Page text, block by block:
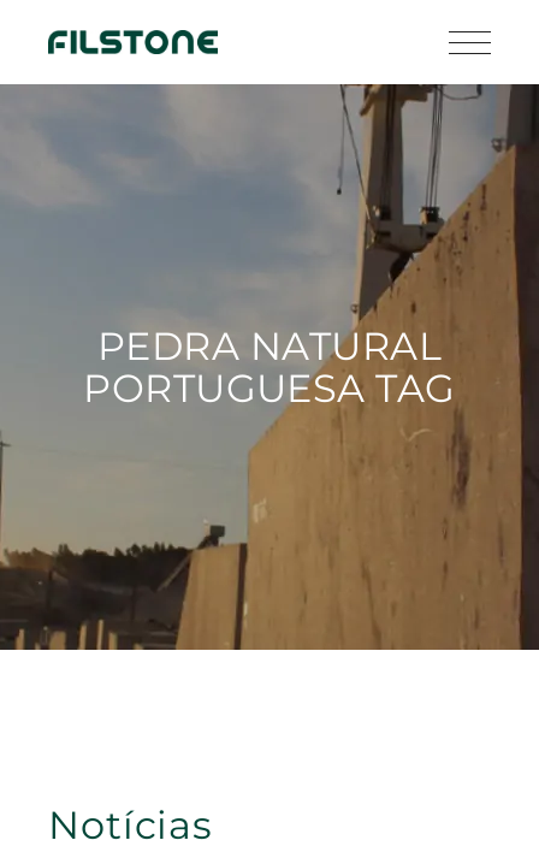
PEDRA NATURAL
PORTUGUESA TAG
Notícias